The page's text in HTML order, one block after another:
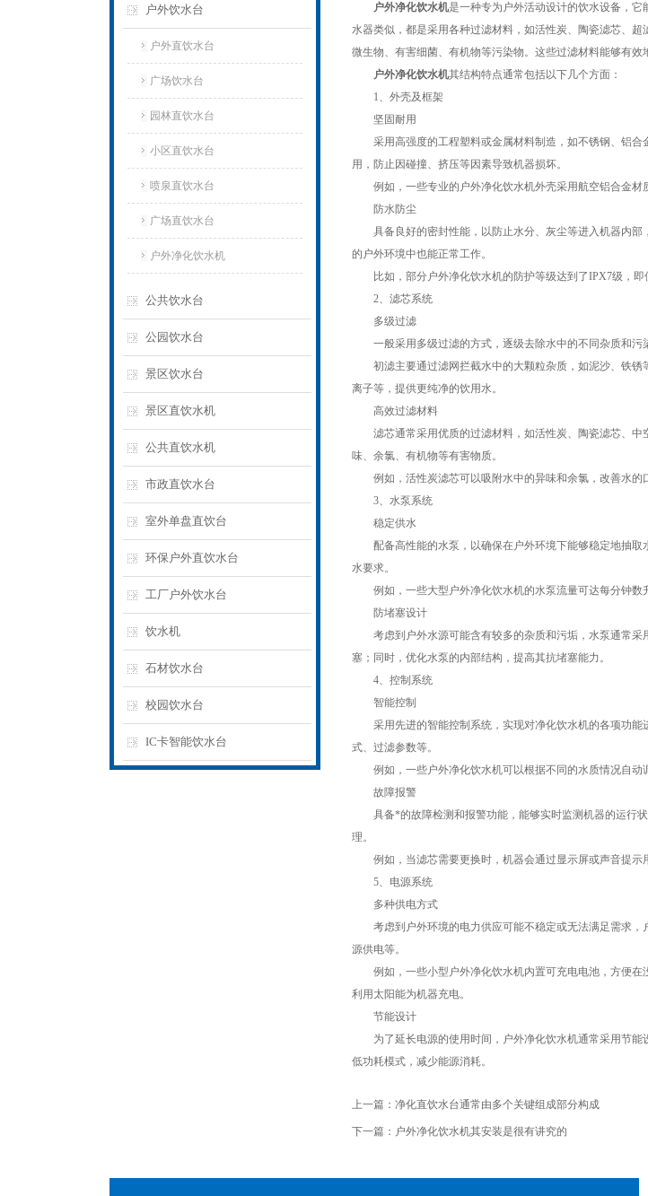
户外饮水台
户外直饮水台
广场饮水台
园林直饮水台
小区直饮水台
喷泉直饮水台
广场直饮水台
户外净化饮水机
公共饮水台
公园饮水台
景区饮水台
景区直饮水机
公共直饮水机
市政直饮水台
室外单盘直饮台
环保户外直饮水台
工厂户外饮水台
饮水机
石材饮水台
校园饮水台
IC卡智能饮水台
户外净化饮水机是一种专为户外活动设计的饮水设备，
水器类似，都是采用各种过滤材料，如活性炭、陶瓷滤芯、
微生物、有害细菌、有机物等污染物。这些过滤材料能够有效
户外净化饮水机其结构特点通常包括以下几个方面：
1、外壳及框架
坚固耐用
采用高强度的工程塑料或金属材料制造，如不锈钢、铝合
用，防止因碰撞、挤压等因素导致机器损坏。
例如，一些专业的户外净化饮水机外壳采用航空铝合金材
防水防尘
具备良好的密封性能，以防止水分、灰尘等进入机器内部
的户外环境中也能正常工作。
比如，部分户外净化饮水机的防护等级达到了IPX7级，即
2、滤芯系统
多级过滤
一般采用多级过滤的方式，逐级去除水中的不同杂质和污
初滤主要通过滤网拦截水中的大颗粒杂质，如泥沙、铁锈
离子等，提供更纯净的饮用水。
高效过滤材料
滤芯通常采用优质的过滤材料，如活性炭、陶瓷滤芯、中
味、余氯、有机物等有害物质。
例如，活性炭滤芯可以吸附水中的异味和余氯，改善水的
3、水泵系统
稳定供水
配备高性能的水泵，以确保在户外环境下能够稳定地抽取
水要求。
例如，一些大型户外净化饮水机的水泵流量可达每分钟数
防堵塞设计
考虑到户外水源可能含有较多的杂质和污垢，水泵通常采
塞；同时，优化水泵的内部结构，提高其抗堵塞能力。
4、控制系统
智能控制
采用先进的智能控制系统，实现对净化饮水机的各项功能
式、过滤参数等。
例如，一些户外净化饮水机可以根据不同的水质情况自动
故障报警
具备*的故障检测和报警功能，能够实时监测机器的运行状
理。
例如，当滤芯需要更换时，机器会通过显示屏或声音提示
5、电源系统
多种供电方式
考虑到户外环境的电力供应可能不稳定或无法满足需求，
源供电等。
例如，一些小型户外净化饮水机内置可充电电池，方便在
利用太阳能为机器充电。
节能设计
为了延长电源的使用时间，户外净化饮水机通常采用节能
低功耗模式，减少能源消耗。
上一篇： 净化直饮水台通常由多个关键组成部分构成
下一篇： 户外净化饮水机其安装是很有讲究的